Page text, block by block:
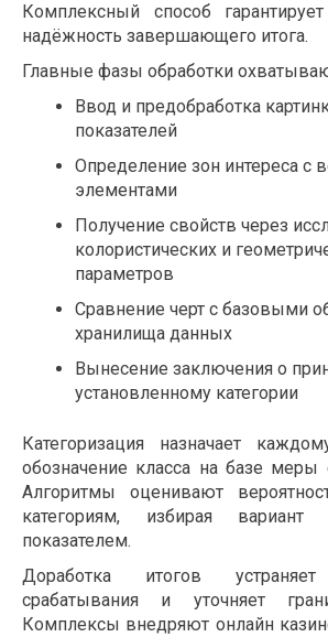
Комплексный способ
надёжность завершающего итога.
Главные фазы обработки
Ввод и предобработка
показателей
Определение зон интереса
элементами
Получение свойств через
колористических и
параметров
Сравнение черт с базовыми
хранилища данных
Вынесение заключения о
установленному категории
Категоризация назначает
обозначение класса на базе меры
Алгоритмы оценивают
категориям, избирая
показателем.
Доработка итогов устраняет
срабатывания и уточняет
Комплексы внедряют онлайн